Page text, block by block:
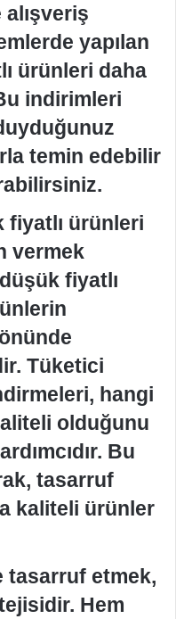
yapılan
ürünleri daha
indirimleri
temin edebilir
ürünleri
vermek
fiyatlı
Tüketici
hangi
olduğunu
Bu
tasarruf
kaliteli ürünler
tasarruf etmek,
Hem